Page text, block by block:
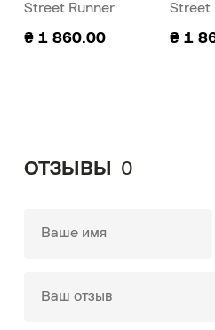
Street Runner
Мятная
₴ 1 860.00
Street
₴ 1
ОТЗЫВЫ 0